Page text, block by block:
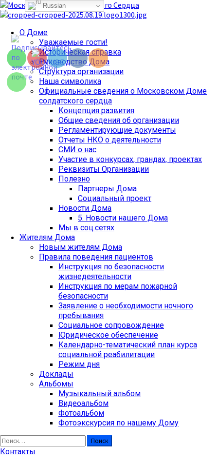
Перейти
к
Основное
меню
О Доме
Уважаемые гости!
Историческая справка
Руководство Дома
Структура организации
Наша символика
Официальные сведения о Московском Доме
солдатского сердца
Концепция развития
Общие сведения об организации
Регламентирующие документы
Отчеты НКО о деятельности
СМИ о нас
Участие в конкурсах, грандах, проектах
Реквизиты Организации
Полезно
Партнеры Дома
Социальный проект
Новости Дома
5. Новости нашего Дома
Мы в соц.сетях
Жителям Дома
Новым жителям Дома
Правила поведения пациентов
Инструкция по безопасности
жизнедеятельности
Инструкция по мерам пожарной
безопасности
Заявление о необходимости ночного
пребывания
Социальное сопровождение
Юридическое обеспечение
Календарно-тематический план курса
социальной реабилитации
Режим дня
Доклады
Альбомы
Музыкальный альбом
Видеоальбом
Фотоальбом
Фотоэкскурсия по нашему Дому
Найти:
Контакты
Russian
Set Youtube
Set Youtube
Channel ID